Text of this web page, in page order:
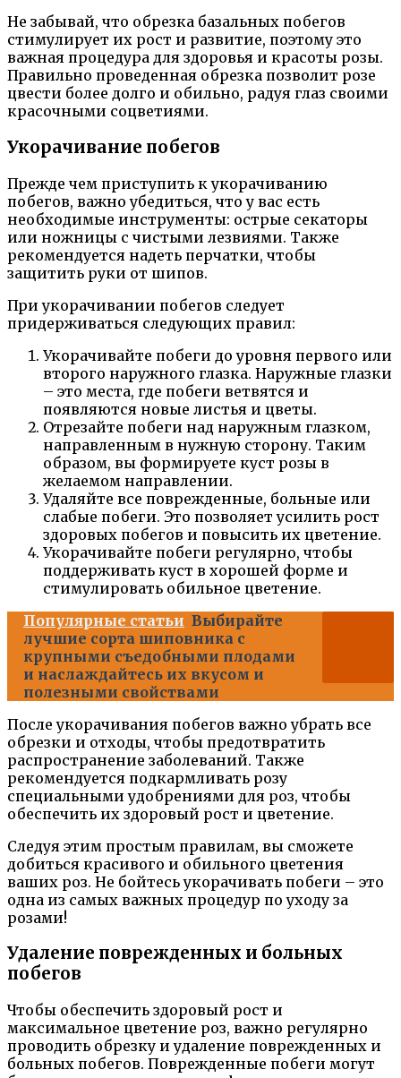
Не забывай, что обрезка базальных побегов
стимулирует их рост и развитие, поэтому это
важная процедура для здоровья и красоты розы.
Правильно проведенная обрезка позволит розе
цвести более долго и обильно, радуя глаз своими
красочными соцветиями.
Укорачивание побегов
Прежде чем приступить к укорачиванию
побегов, важно убедиться, что у вас есть
необходимые инструменты: острые секаторы
или ножницы с чистыми лезвиями. Также
рекомендуется надеть перчатки, чтобы
защитить руки от шипов.
При укорачивании побегов следует
придерживаться следующих правил:
Укорачивайте побеги до уровня первого или
второго наружного глазка. Наружные глазки
– это места, где побеги ветвятся и
появляются новые листья и цветы.
Отрезайте побеги над наружным глазком,
направленным в нужную сторону. Таким
образом, вы формируете куст розы в
желаемом направлении.
Удаляйте все поврежденные, больные или
слабые побеги. Это позволяет усилить рост
здоровых побегов и повысить их цветение.
Укорачивайте побеги регулярно, чтобы
поддерживать куст в хорошей форме и
стимулировать обильное цветение.
Популярные статьи Выбирайте
лучшие сорта шиповника с
крупными съедобными плодами
и наслаждайтесь их вкусом и
полезными свойствами
После укорачивания побегов важно убрать все
обрезки и отходы, чтобы предотвратить
распространение заболеваний. Также
рекомендуется подкармливать розу
специальными удобрениями для роз, чтобы
обеспечить их здоровый рост и цветение.
Следуя этим простым правилам, вы сможете
добиться красивого и обильного цветения
ваших роз. Не бойтесь укорачивать побеги – это
одна из самых важных процедур по уходу за
розами!
Удаление поврежденных и больных
побегов
Чтобы обеспечить здоровый рост и
максимальное цветение роз, важно регулярно
проводить обрезку и удаление поврежденных и
больных побегов. Поврежденные побеги могут